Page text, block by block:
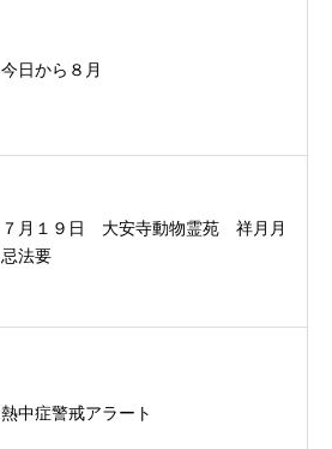
今日から８月
７月１９日 大安寺動物霊苑 祥月月
忌法要
熱中症警戒アラート